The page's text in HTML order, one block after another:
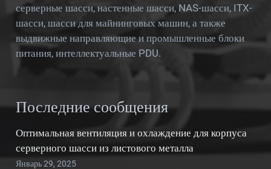
серверные шасси, настенные шасси, NAS-шасси, ITX-
шасси, шасси для майнинговых машин, а также
выдвижные направляющие и промышленные блоки
питания, интеллектуальные PDU.
Последние сообщения
Оптимальная вентиляция и охлаждение для корпуса
серверного шасси из листового металла
Январь 29, 2025